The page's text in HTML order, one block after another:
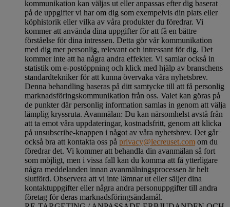
kommunikation kan väljas ut eller anpassas efter dig baserat
på de uppgifter vi har om dig som exempelvis din plats eller
köphistorik eller vilka av våra produkter du föredrar. Vi
kommer att använda dina uppgifter för att få en bättre
förståelse för dina intressen. Detta gör vår kommunikation
med dig mer personlig, relevant och intressant för dig. Det
kommer inte att ha några andra effekter. Vi samlar också in
statistik om e-postöppning och klick med hjälp av branschens
standardtekniker för att kunna övervaka våra nyhetsbrev.
Denna behandling baseras på ditt samtycke till att få personlig
marknadsföringskommunikation från oss. Valet kan göras på
de punkter där personlig information samlas in genom att välja
lämplig kryssruta. Avanmälan: Du kan närsomhelst avstå från
att ta emot våra uppdateringar, kostnadsfritt, genom att klicka
på unsubscribe-knappen i något av våra nyhetsbrev. Det går
också bra att kontakta oss på privacy@lecreuset.com om du
föredrar det. Vi kommer att behandla din avanmälan så fort
som möjligt, men i vissa fall kan du komma att få ytterligare
några meddelanden innan avanmälningsprocessen är helt
slutförd. Observera att vi inte lämnar ut eller säljer dina
kontaktuppgifter eller några andra personuppgifter till andra
företag för deras marknadsföringsändamål.